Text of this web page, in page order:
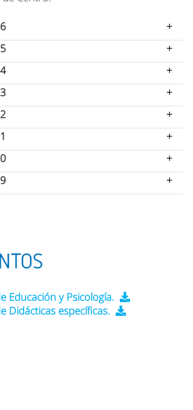
Educación y Psicología.
Didácticas específicas.